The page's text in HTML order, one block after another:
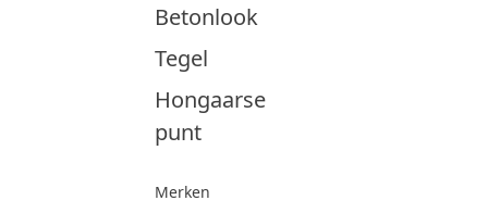
Betonlook
Tegel
Hongaarse
punt
Merken